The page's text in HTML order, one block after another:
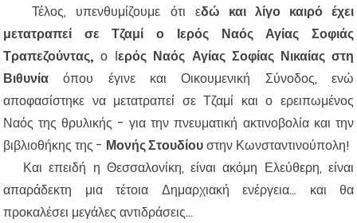
Τέλος, υπενθυμίζουμε ότι εδώ και λίγο καιρό έχει
μετατραπεί σε Τζαμί ο Ιερός Ναός Αγίας Σοφιάς
Τραπεζούντας, ο Ιερός Ναός Αγίας Σοφίας Νικαίας στη
Βιθυνία όπου έγινε και Οικουμενική Σύνοδος, ενώ
αποφασίστηκε να μετατραπεί σε Τζαμί και ο ερειπωμένος
Ναός της θρυλικής - για την πνευματική ακτινοβολία και την
βιβλιοθήκης της - Μονής Στουδίουστην Κωνσταντινούπολη!
Και επειδή η Θεσσαλονίκη, είναι ακόμη Ελεύθερη, είναι
απαράδεκτη μια τέτοια Δημαρχιακή ενέργεια... και θα
προκαλέσει μεγάλες αντιδράσεις...